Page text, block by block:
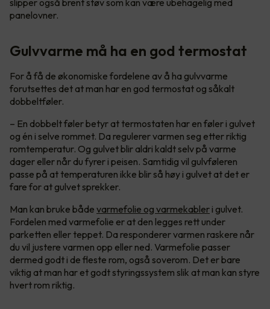
panelovner.
Gulvvarme må ha en god termostat
For å få de økonomiske fordelene av å ha gulvvarme
forutsettes det at man har en god termostat og såkalt
dobbeltføler.
– En dobbelt føler betyr at termostaten har en føler i gulvet
og én i selve rommet. Da regulerer varmen seg etter riktig
romtemperatur. Og gulvet blir aldri kaldt selv på varme
dager eller når du fyrer i peisen. Samtidig vil gulvføleren
passe på at temperaturen ikke blir så høy i gulvet at det er
fare for at gulvet sprekker.
Man kan bruke både varmefolie og varmekabler i gulvet.
Fordelen med varmefolie er at den legges rett under
parketten eller teppet. Da responderer varmen raskere når
du vil justere varmen opp eller ned. Varmefolie passer
dermed godt i de fleste rom, også soverom. Det er bare
viktig at man har et godt styringssystem slik at man kan styre
hvert rom riktig.